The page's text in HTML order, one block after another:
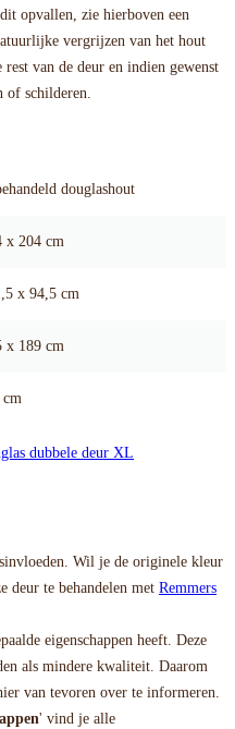
opvallen, zie hierboven een
vergrijzen van het hout
van de deur en indien gewenst
of schilderen.
douglashout
x 204 cm
x 94,5 cm
x 189 cm
cm
dubbele deur XL
Wil je de originele kleur
deur te behandelen met Remmers
eigenschappen heeft. Deze
als mindere kwaliteit. Daarom
van tevoren over te informeren.
' vind je alle